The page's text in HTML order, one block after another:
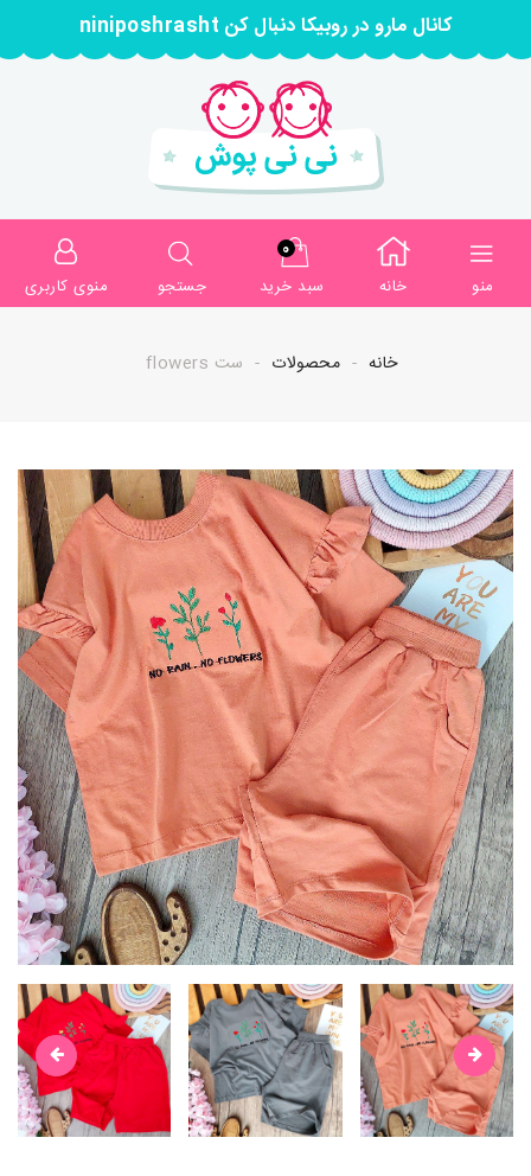
کانال مارو در روبیکا دنبال کن niniposhrasht
منو خانه
0
سبد خرید
جستجو منوی کاربری
خانه محصولات ست flowers